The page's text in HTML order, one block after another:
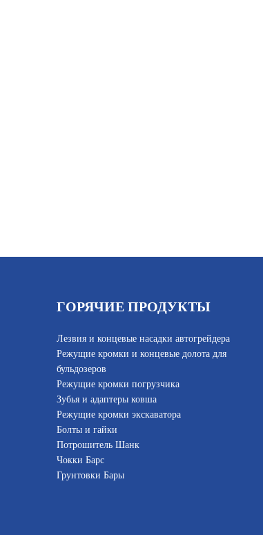
ГОРЯЧИЕ ПРОДУКТЫ
Лезвия и концевые насадки автогрейдера
Режущие кромки и концевые долота для
бульдозеров
Режущие кромки погрузчика
Зубья и адаптеры ковша
Режущие кромки экскаватора
Болты и гайки
Потрошитель Шанк
Чокки Барс
Грунтовки Бары